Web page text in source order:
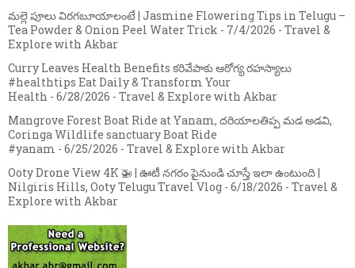
మల్లె పూలు విరగబూయాలంటే | Jasmine Flowering Tips in Telugu –
Tea Powder & Onion Peel Water Trick - 7/4/2026 - Travel &
Explore with Akbar
Curry Leaves Health Benefits కరివేపాకు ఆరోగ్య రహస్యాలు
#healthtips Eat Daily & Transform Your
Health - 6/28/2026 - Travel & Explore with Akbar
Mangrove Forest Boat Ride at Yanam, దరియాలతిప్ప మడ అడవి,
Coringa Wildlife sanctuary Boat Ride
#yanam - 6/25/2026 - Travel & Explore with Akbar
Ooty Drone View 4K 🚁 | ఊటీ నగరం పైనుండి చూస్తే ఇలా ఉంటుంది |
Nilgiris Hills, Ooty Telugu Travel Vlog - 6/18/2026 - Travel &
Explore with Akbar